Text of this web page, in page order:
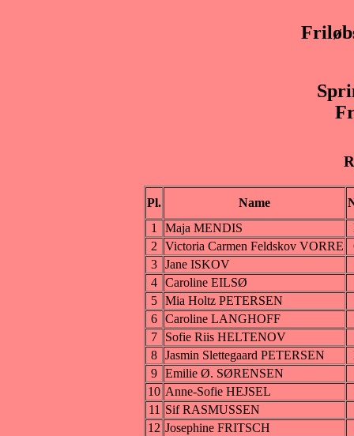
Pl. Name
1
Maja MENDIS
2
Victoria Carmen Feldskov VORRE
3 Jane ISKOV
4 Caroline EILSØ
5 Mia Holtz PETERSEN
6 Caroline LANGHOFF
7
Sofie Riis HELTENOV
8 Jasmin Slettegaard PETERSEN
9 Emilie Ø. SØRENSEN
10 Anne-Sofie HEJSEL
11 Sif RASMUSSEN
12 Josephine FRITSCH